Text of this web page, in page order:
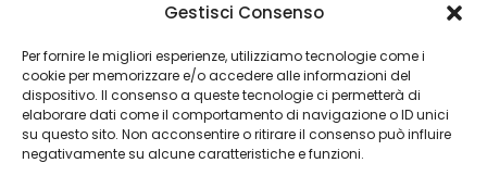
Gestisci Consenso
Per fornire le migliori esperienze, utilizziamo tecnologie come i
cookie per memorizzare e/o accedere alle informazioni del
dispositivo. Il consenso a queste tecnologie ci permetterà di
elaborare dati come il comportamento di navigazione o ID unici
su questo sito. Non acconsentire o ritirare il consenso può influire
negativamente su alcune caratteristiche e funzioni.